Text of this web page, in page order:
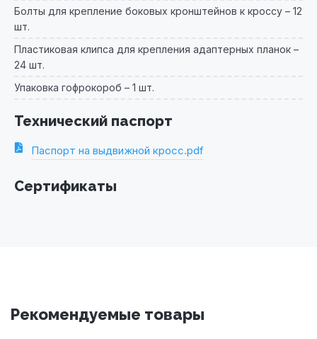
Болты для крепление боковых кронштейнов к кроссу – 12
шт.
Пластиковая клипса для крепления адаптерных планок –
24 шт.
Упаковка гофрокороб – 1 шт.
Технический паспорт
Паспорт на выдвижной кросс.pdf
Сертификаты
Рекомендуемые товары